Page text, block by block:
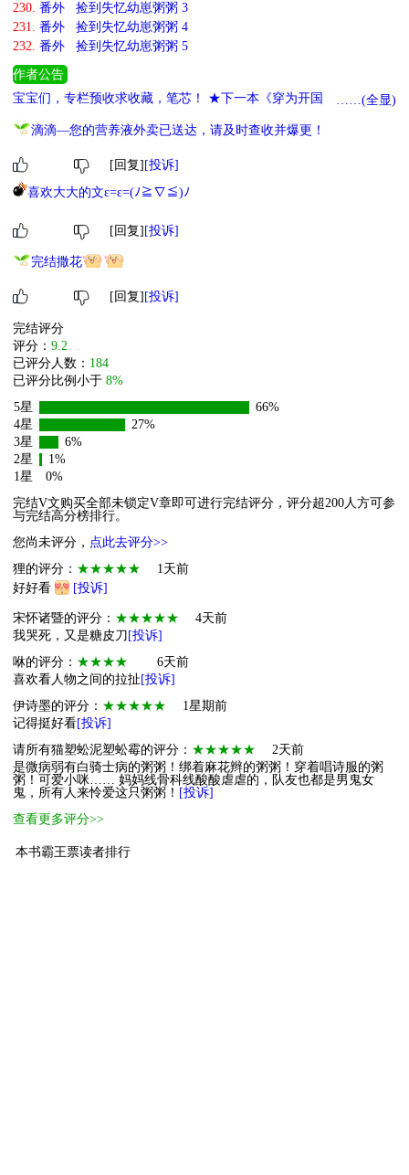
230. 番外 捡到失忆幼崽粥粥 3
231. 番外 捡到失忆幼崽粥粥 4
232. 番外 捡到失忆幼崽粥粥 5
作者公告
宝宝们，专栏预收求收藏，笔芯！ ★下一本《穿为开国暴君的孀
妻》，漂亮咸鱼黑心受×表面阴鸷反派实则脑补流攻——点击就看咸
鱼骚操作！ ★迪化养崽团宠文《祸国奸臣七岁半》， ★迪化爽文
《路人大学生，但神妻》，平平无奇实则隐藏大佬受×邪神攻——触
手收一下，别再在我身上涂信息素了！ 感兴趣的宝宝请戳戳收藏！
爱你们！！
……(全显)
滴滴—您的营养液外卖已送达，请及时查收并爆更！
[回复] [投诉]
喜欢大大的文ε=ε=(ﾉ≧∇≦)ﾉ
[回复] [投诉]
完结撒花
[回复] [投诉]
完结评分
评分： 9.2
已评分人数： 184
已评分比例小于 8%
5星
66%
4星
27%
3星
6%
2星
1%
1星
0%
完结V文购买全部未锁定V章即可进行完结评分，评分超200人方可参
与完结高分榜排行。
您尚未评分， 点此去评分>>
狸的评分： ★★★★★
1天前
好好看
[投诉]
宋怀诸暨的评分： ★★★★★
4天前
我哭死，又是糖皮刀 [投诉]
咻的评分： ★★★★
6天前
喜欢看人物之间的拉扯 [投诉]
伊诗墨的评分： ★★★★★
1星期前
记得挺好看[投诉]
请所有猫塑蚣泥塑蚣霉的评分： ★★★★★
2天前
是微病弱有白骑士病的粥粥！绑着麻花辫的粥粥！穿着唱诗服的粥
粥！可爱小咪…… 妈妈线骨科线酸酸虐虐的，队友也都是男鬼女
鬼，所有人来怜爱这只粥粥！ [投诉]
查看更多评分>>
本书霸王票读者排行